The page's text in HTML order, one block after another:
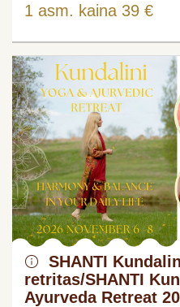
1 asm. kaina 39 €
SHANTI
retritas/SHANTI
Ayurveda Retreat